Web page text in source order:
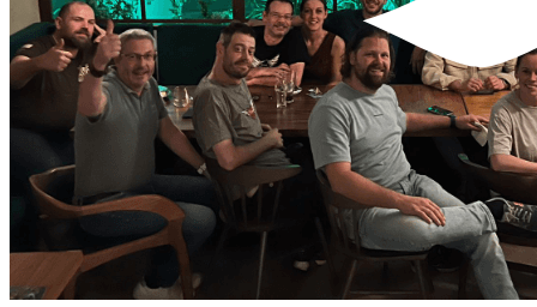
De entree bevindt zich aan deKummenaedestraat ter hoogte
van de Kievitstraat
. Het festivalterrein bevindt zich op
loopafstand.
Hulphonden zijn, in tegenstelling tot huisdieren, toegestaan
op het festivalterrein.